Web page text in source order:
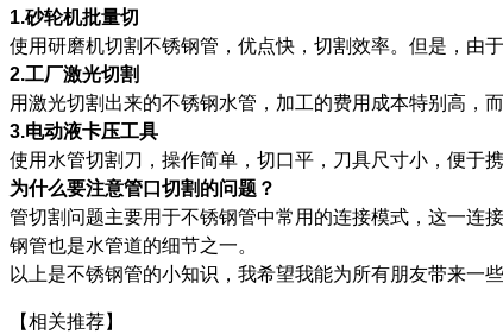
1.砂轮机批量切
使用研磨机切割不锈钢管，优点快，切割效率。但是，由
2.工厂激光切割
用激光切割出来的不锈钢水管，加工的费用成本特别高，
3.电动液卡压工具
使用水管切割刀，操作简单，切口平，刀具尺寸小，便于
为什么要注意管口切割的问题？
管切割问题主要用于不锈钢管中常用的连接模式，这一连
钢管也是水管道的细节之一。
以上是不锈钢管的小知识，我希望我能为所有朋友带来一些
【相关推荐】